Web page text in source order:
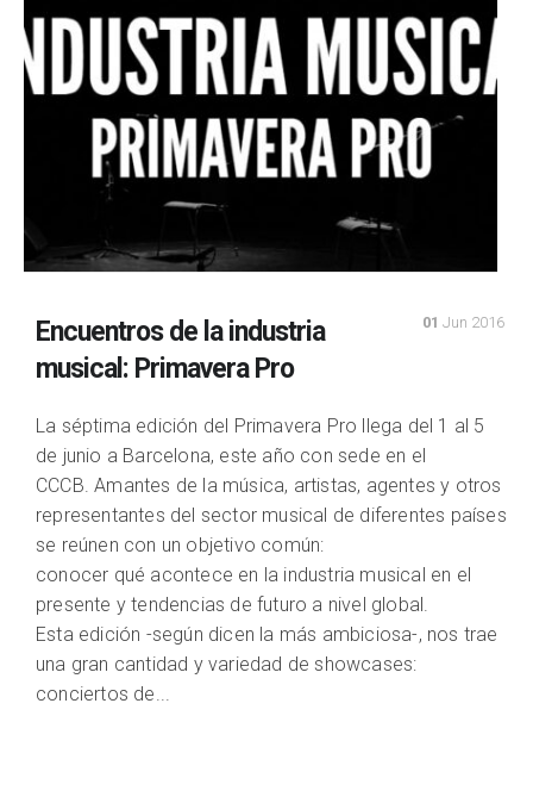
01 Jun 2016
Encuentros de la industria
musical: Primavera Pro
La séptima edición del Primavera Pro llega del 1 al 5
de junio a Barcelona, este año con sede en el
CCCB. Amantes de la música, artistas, agentes y otros
representantes del sector musical de diferentes países
se reúnen con un objetivo común:
conocer qué acontece en la industria musical en el
presente y tendencias de futuro a nivel global.
Esta edición -según dicen la más ambiciosa-, nos trae
una gran cantidad y variedad de showcases:
conciertos de...